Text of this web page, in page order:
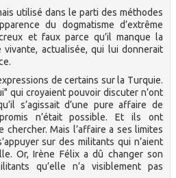
utilisé dans le parti des méthodes
du dogmatisme d’extrême
et faux parce qu’il manque la
actualisée, qui lui donnerait
de certains sur la Turquie.
qui croyaient pouvoir discuter n’ont
s’agissait d’une pure affaire de
n’était possible. Et ils ont
chercher. Mais l’affaire a ses limites
sur des militants qui n’aient
Or, Irène Félix a dû changer son
qu’elle n’a visiblement pas